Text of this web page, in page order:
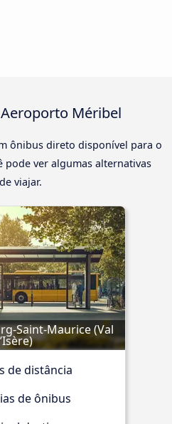
Méribel
ônibus direto disponível para o
ver algumas alternativas
viajar.
Saint-Maurice (Val
de distância
de ônibus